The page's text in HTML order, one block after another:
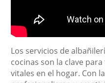
Los servicios de
cocinas son la clave
vitales en el hogar. Con